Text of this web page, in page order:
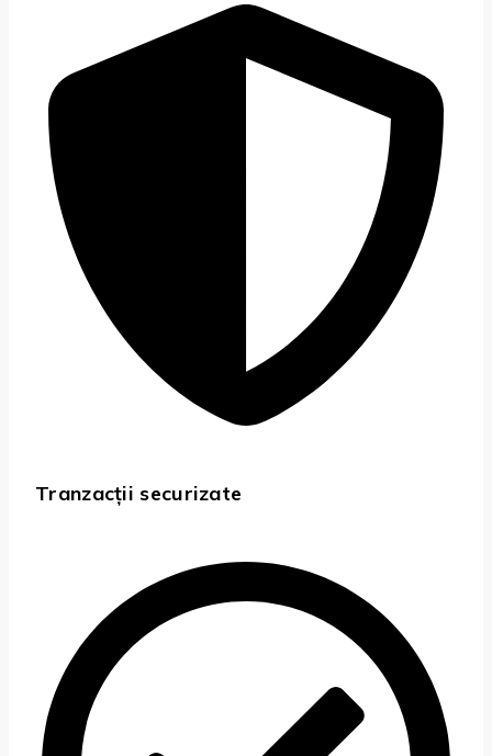
Tranzacții securizate